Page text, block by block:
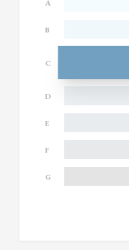
A
B
C
D
E
F
G